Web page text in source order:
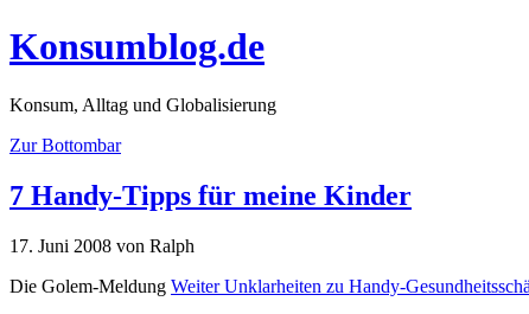
Konsumblog.de
Konsum, Alltag und Globalisierung
Zur Bottombar
7 Handy-Tipps für meine Kinder
17. Juni 2008 von Ralph
Die Golem-Meldung Weiter Unklarheiten zu Handy-